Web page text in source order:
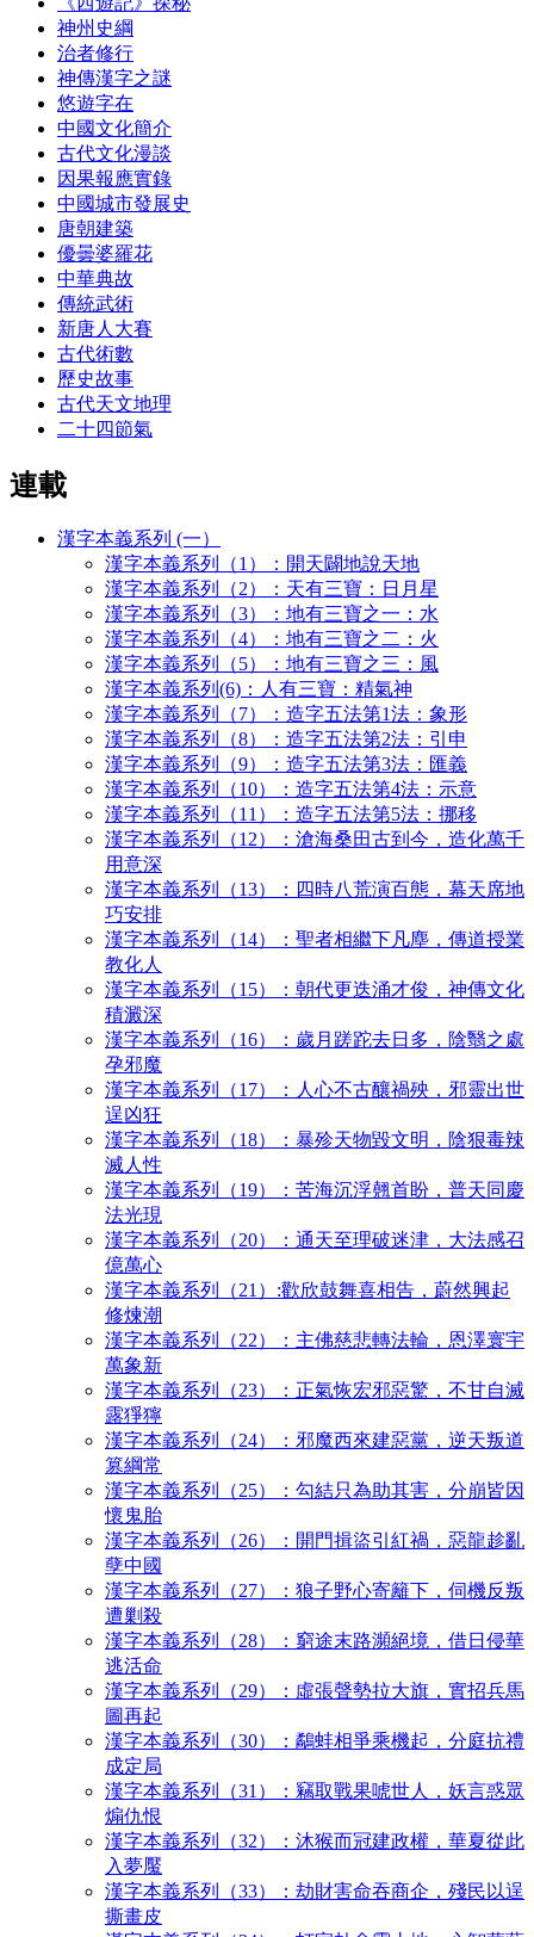
神州史綱
治者修行
神傳漢字之謎
悠遊字在
中國文化簡介
古代文化漫談
因果報應實錄
中國城市發展史
唐朝建築
優曇婆羅花
中華典故
傳統武術
新唐人大賽
古代術數
歷史故事
古代天文地理
二十四節氣
連載
漢字本義系列 (一）
漢字本義系列（1）：開天闢地說天地
漢字本義系列（2）：天有三寶：日月星
漢字本義系列（3）：地有三寶之一：水
漢字本義系列（4）：地有三寶之二：火
漢字本義系列（5）：地有三寶之三：風
漢字本義系列(6)：人有三寶：精氣神
漢字本義系列（7）：造字五法第1法：象形
漢字本義系列（8）：造字五法第2法：引申
漢字本義系列（9）：造字五法第3法：匯義
漢字本義系列（10）：造字五法第4法：示意
漢字本義系列（11）：造字五法第5法：挪移
漢字本義系列（12）：滄海桑田古到今，造化萬千
用意深
漢字本義系列（13）：四時八荒演百態，幕天席地
巧安排
漢字本義系列（14）：聖者相繼下凡塵，傳道授業
教化人
漢字本義系列（15）：朝代更迭涌才俊，神傳文化
積澱深
漢字本義系列（16）：歲月蹉跎去日多，陰翳之處
孕邪魔
漢字本義系列（17）：人心不古釀禍殃，邪靈出世
逞凶狂
漢字本義系列（18）：暴殄天物毀文明，陰狠毒辣
滅人性
漢字本義系列（19）：苦海沉浮翹首盼，普天同慶
法光現
漢字本義系列（20）：通天至理破迷津，大法感召
億萬心
漢字本義系列（21）:歡欣鼓舞喜相告，蔚然興起
修煉潮
漢字本義系列（22）：主佛慈悲轉法輪，恩澤寰宇
萬象新
漢字本義系列（23）：正氣恢宏邪惡驚，不甘自滅
露猙獰
漢字本義系列（24）：邪魔西來建惡黨，逆天叛道
篡綱常
漢字本義系列（25）：勾結只為助其害，分崩皆因
懷鬼胎
漢字本義系列（26）：開門揖盜引紅禍，惡龍趁亂
孽中國
漢字本義系列（27）：狼子野心寄籬下，伺機反叛
遭剿殺
漢字本義系列（28）：窮途末路瀕絕境，借日侵華
逃活命
漢字本義系列（29）：虛張聲勢拉大旗，實招兵馬
圖再起
漢字本義系列（30）：鷸蚌相爭乘機起，分庭抗禮
成定局
漢字本義系列（31）：竊取戰果唬世人，妖言惑眾
煽仇恨
漢字本義系列（32）：沐猴而冠建政權，華夏從此
入夢魘
漢字本義系列（33）：劫財害命吞商企，殘民以逞
撕畫皮